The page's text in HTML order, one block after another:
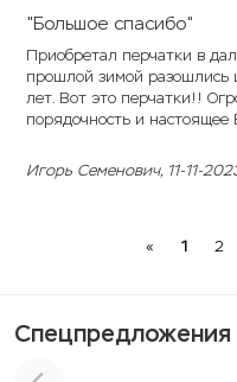
"Большое спасибо"
Приобретал перчатки в
прошлой зимой разошлись
лет. Вот это перчатки!!
порядочность и настоящее
Игорь Семенович, 11-11-
«Previous
1 2
Спецпредложения